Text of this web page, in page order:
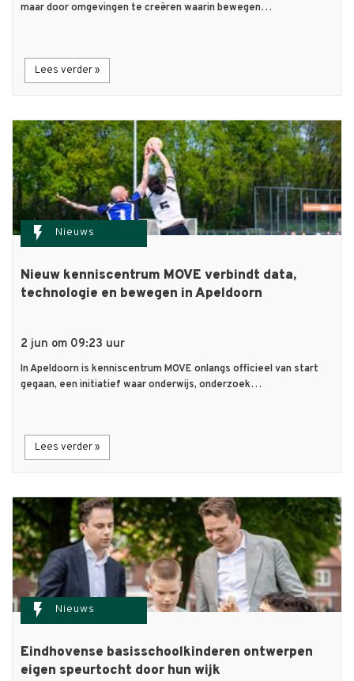
maar door omgevingen te creëren waarin bewegen…
Lees verder »
flash_on Nieuws
Nieuw kenniscentrum MOVE verbindt data,
technologie en bewegen in Apeldoorn
2 jun om 09:23 uur
In Apeldoorn is kenniscentrum MOVE onlangs officieel van start
gegaan, een initiatief waar onderwijs, onderzoek…
Lees verder »
flash_on Nieuws
Eindhovense basisschoolkinderen ontwerpen
eigen speurtocht door hun wijk